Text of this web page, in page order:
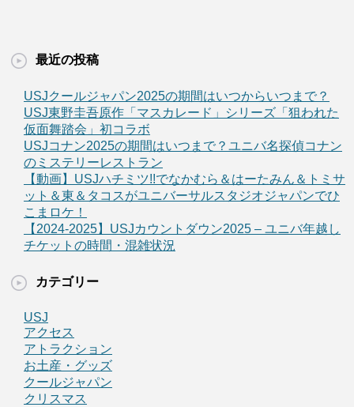
最近の投稿
USJクールジャパン2025の期間はいつからいつまで？
USJ東野圭吾原作「マスカレード」シリーズ「狙われた
仮面舞踏会」初コラボ
USJコナン2025の期間はいつまで？ユニバ名探偵コナン
のミステリーレストラン
【動画】USJハチミツ!!でなかむら＆はーたみん＆トミサ
ット＆東＆タコスがユニバーサルスタジオジャパンでひ
こまロケ！
【2024-2025】USJカウントダウン2025 – ユニバ年越し
チケットの時間・混雑状況
カテゴリー
USJ
アクセス
アトラクション
お土産・グッズ
クールジャパン
クリスマス